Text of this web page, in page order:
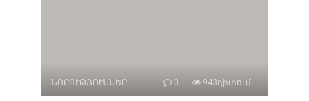
ՆՈՐՈՒԹՅՈՒՆՆԵՐ 0 943դիտում